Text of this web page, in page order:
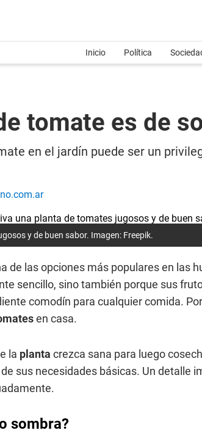
Inicio Política
tomate es de
en el jardín puede ser un
y de buen sabor. Imagen: Freepik.
de las opciones más populares en las
sencillo, sino también porque sus
comodín para cualquier comida.
en casa.
la planta crezca sana para luego
sus necesidades básicas. Un detalle
sombra?